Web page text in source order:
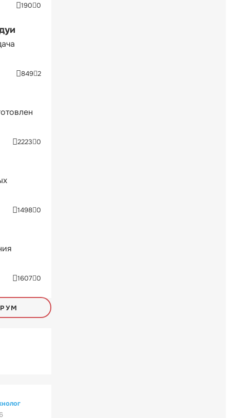
190 0
849 2
2223 0
1498 0
1607 0